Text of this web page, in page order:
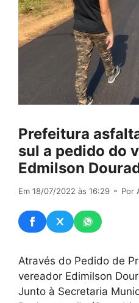
Prefeitura
sul a pedido do
Edmilson
Em 18/07/2022 às 16:29 ⚬ Por
Através do Pedido de
vereador Edimilson
Junto à Secretaria